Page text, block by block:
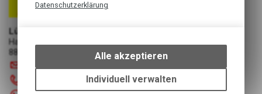
Lüscher Motor- & Bike World
Hauptstrasse 29a
8867 Niederurnen
info
Datenschutzerklärung
bestimmte Interaktionen und
Einstellungen auf Ihrem Gerät,
um die grundlegenden
Funktionen unseres Online-
Alle akzeptieren
Individuell verwalten